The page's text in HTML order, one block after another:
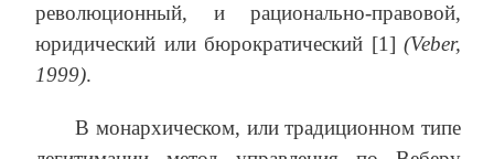
революционный, и рационально-правовой,
юридический или бюрократический [1] (Veber,
1999).
В монархическом, или традиционном типе